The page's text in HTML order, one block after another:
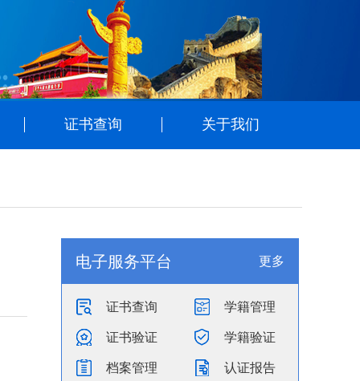
证书查询 关于我们
电子服务平台 更多
证书查询 学籍管理
证书验证 学籍验证
档案管理 认证报告